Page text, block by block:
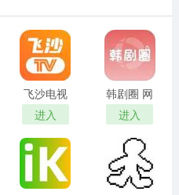
可查看自己的射击水平排
飞沙电视
tv官网版
进入
韩剧圈 网
页版
进入